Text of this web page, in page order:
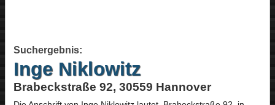
Suchergebnis:
Inge Niklowitz
Brabeckstraße 92, 30559 Hannover